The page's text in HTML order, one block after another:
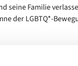
seine Familie
der LGBTQ*-
„Freiheit ist die
er hat das gar nicht